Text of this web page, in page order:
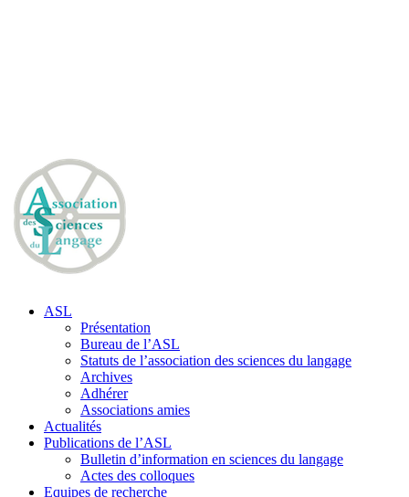
ASL
Présentation
Bureau de l’ASL
Statuts de l’association des sciences du langage
Archives
Adhérer
Associations amies
Actualités
Publications de l’ASL
Bulletin d’information en sciences du langage
Actes des colloques
Equipes de recherche